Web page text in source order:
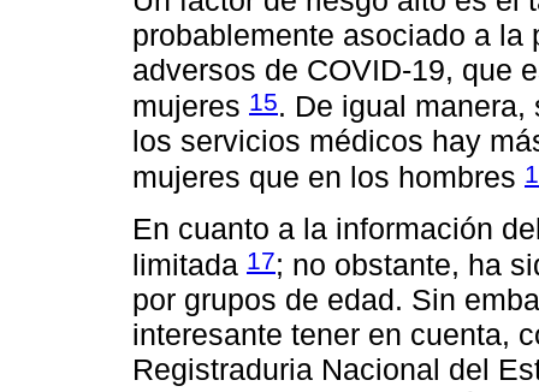
probablemente asociado a
adversos de COVID-19, que
mujeres 15. De igual
los servicios médicos hay
mujeres que en los hombres
En cuanto a la información
limitada 17; no obstante, ha
por grupos de edad. Sin
interesante tener en cuenta,
Registraduria Nacional del